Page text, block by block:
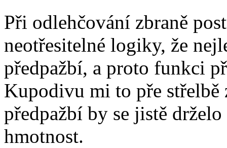
Při odlehčování zbraně
neotřesitelné logiky, že
předpažbí, a proto funkci
Kupodivu mi to pře střelbě
předpažbí by se jistě
hmotnost.